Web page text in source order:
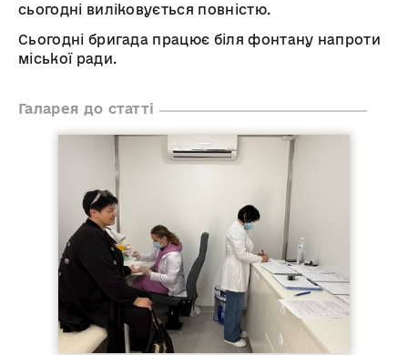
сьогодні виліковується повністю.
Сьогодні бригада працює біля фонтану напроти
міської ради.
Галарея до статті